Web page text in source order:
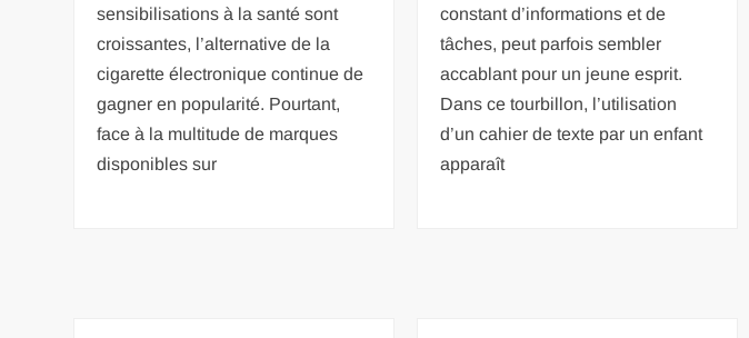
sensibilisations à la santé sont
croissantes, l’alternative de la
cigarette électronique continue de
gagner en popularité. Pourtant,
face à la multitude de marques
disponibles sur
constant d’informations et de
tâches, peut parfois sembler
accablant pour un jeune esprit.
Dans ce tourbillon, l’utilisation
d’un cahier de texte par un enfant
apparaît